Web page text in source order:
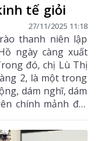
tế giỏi
27/11/2025 11:18
thanh niên lập
ngày càng xuất
đó, chị Lù Thị
2, là một trong
dám nghĩ, dám